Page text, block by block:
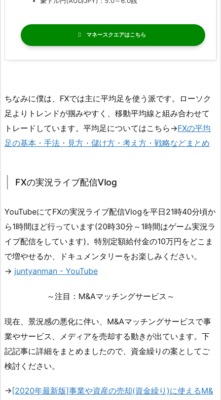
マネースクエア
ちなみに僕は、FXでは主に平均足を使う派です。ローソク
足よりトレンドが掴みやすく、移動平均線と組み合わせて
トレードしています。平均足についてはこちら→FXの平均
足の基本・手法・見方・儲け方・考え方・戦略などまとめ
FXの実況ライブ配信Vlog
YouTubeにてFXの実況ライブ配信Vlogを平日21時40分頃か
ら1時間ほど行っています(20時30分～1時間はゲーム実況ラ
イブ配信をしています)。特別定額給付金の10万円をどこま
で増やせるか、ドキュメンタリーをお楽しみください。
→ juntyanman - YouTube
～注目：M&Aマッチングサービス～
現在、景況感の悪化に伴い、M&Aマッチングサービスで事
業やサービス、メディアを売却する動きが出ています。下
記記事に詳細をまとめましたので、資金繰りの案としてご
検討ください。
→ [2020年最新版]事業や資産の売却(資金繰り)に使えるM&